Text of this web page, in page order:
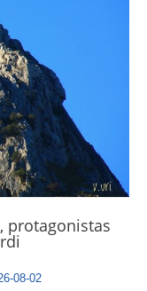
protagonistas
08-02